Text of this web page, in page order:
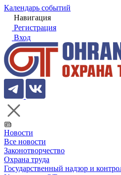
Календарь событий
Навигация
Регистрация
Вход
Новости
Все новости
Законотворчество
Охрана труда
Государственный надзор и